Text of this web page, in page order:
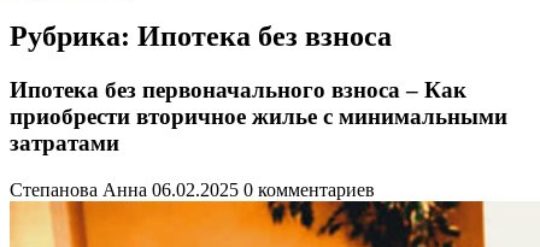
Рубрика: Ипотека без взноса
Ипотека без первоначального взноса – Как
приобрести вторичное жилье с минимальными
затратами
Степанова Анна 06.02.2025 0 комментариев